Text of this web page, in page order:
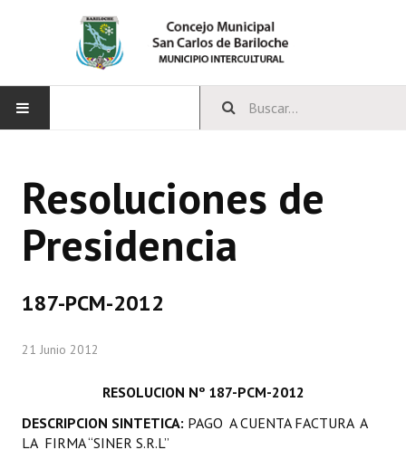
CONCEJO
Bloques Políticos
Comisiones Permanentes
Comisiones Especiales
Concejales Mandato Cumplido
Programas
Resoluciones de
Presidencia
187-PCM-2012
21 Junio 2012
RESOLUCION Nº 187-PCM-2012
DESCRIPCION SINTETICA: PAGO A CUENTA FACTURA A
LA FIRMA “SINER S.R.L”